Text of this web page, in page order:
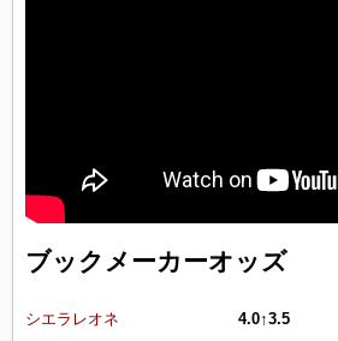
ブックメーカーオッズ
シエラレオネ 4.0↑3.5